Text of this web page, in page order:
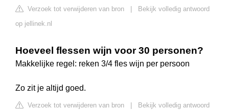
Verzoek tot verwijderen van bron
Bekijk volledig antwoord
op jellinek.nl
Hoeveel flessen wijn voor 30 personen?
Makkelijke regel: reken 3/4 fles wijn per persoon
Zo zit je altijd goed.
Verzoek tot verwijderen van bron
Bekijk volledig antwoord